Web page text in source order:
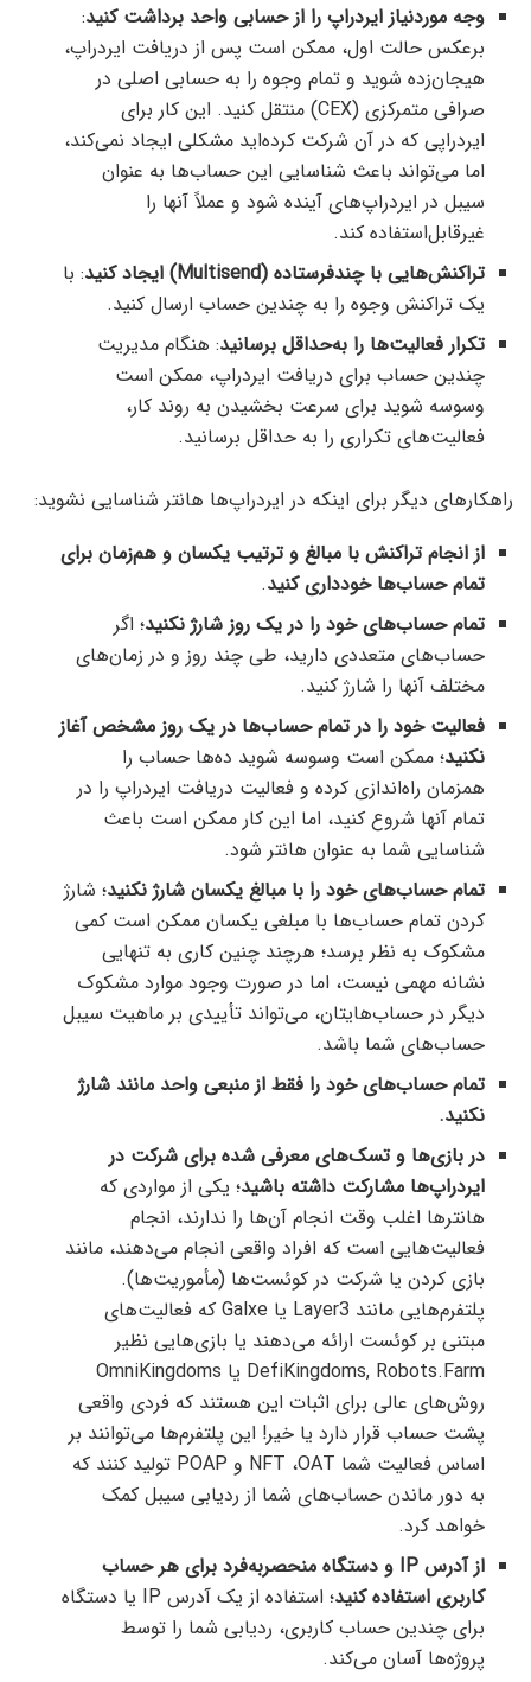
وجه موردنیاز ایردراپ را از حسابی واحد برداشت کنید:
برعکس حالت اول، ممکن است پس از دریافت ایردراپ،
هیجان‌زده شوید و تمام وجوه را به حسابی اصلی در
صرافی متمرکزی (CEX) منتقل کنید. این کار برای
ایردراپی که در آن شرکت کرده‌اید مشکلی ایجاد نمی‌کند،
اما می‌تواند باعث شناسایی این حساب‌ها به عنوان
سیبل در ایردراپ‌های آینده شود و عملاً آنها را
غیرقابل‌استفاده کند.
تراکنش‌هایی با چندفرستاده (Multisend) ایجاد کنید
: با
یک تراکنش وجوه را به چندین حساب ارسال کنید.
تکرار فعالیت‌ها را به‌حداقل برسانید: هنگام مدیریت
چندین حساب برای دریافت ایردراپ، ممکن است
وسوسه شوید برای سرعت بخشیدن به روند کار،
فعالیت‌های تکراری را به حداقل برسانید.
راهکارهای دیگر برای اینکه در ایردراپ‌ها هانتر شناسایی نشوید:
از انجام تراکنش‌ با مبالغ و ترتیب یکسان و هم‌زمان برای
تمام حساب‌ها خودداری کنید.
تمام حساب‌های خود را در یک روز شارژ نکنید؛ اگر
حساب‌های متعددی دارید، طی چند روز و در زمان‌های
مختلف آنها را شارژ کنید.
فعالیت خود را در تمام حساب‌ها در یک روز مشخص آغاز
نکنید؛ ممکن است وسوسه شوید ده‌ها حساب را
همزمان راه‌اندازی کرده و فعالیت دریافت ایردراپ را در
تمام آنها شروع کنید، اما این کار ممکن است باعث
شناسایی شما به عنوان هانتر شود.
تمام حساب‌های خود را با مبالغ یکسان شارژ نکنید؛ شارژ
کردن تمام حساب‌ها با مبلغی یکسان ممکن است کمی
مشکوک به نظر برسد؛ هرچند چنین کاری به تنهایی
نشانه‌ مهمی نیست، اما در صورت وجود موارد مشکوک
دیگر در حساب‌هایتان، می‌تواند تأییدی بر ماهیت سیبل
حساب‌های شما باشد.
تمام حساب‌های خود را فقط از منبعی واحد مانند شارژ
نکنید.
در بازی‌ها و تسک‌های معرفی شده برای شرکت در
ایردراپ‌ها مشارکت داشته باشید؛ یکی از مواردی که
هانترها اغلب وقت انجام آن‌ها را ندارند، انجام
فعالیت‌هایی است که افراد واقعی انجام می‌دهند، مانند
بازی کردن یا شرکت در کوئست‌ها (مأموریت‌ها).
پلتفرم‌هایی مانند Layer3 یا Galxe که فعالیت‌های
مبتنی بر کوئست ارائه می‌دهند یا بازی‌هایی نظیر
DefiKingdoms, Robots.Farm یا OmniKingdoms
روش‌های عالی برای اثبات این هستند که فردی واقعی
پشت حساب قرار دارد یا خیر! این پلتفرم‌ها می‌توانند بر
اساس فعالیت شما NFT ،OAT و POAP تولید کنند که
به دور ماندن حساب‌های شما از ردیابی سیبل کمک
خواهد کرد.
از آدرس IP و دستگاه منحصر‌به‌فرد برای هر حساب
کاربری استفاده کنید
؛ استفاده از یک آدرس IP یا دستگاه
برای چندین حساب کاربری، ردیابی شما را توسط
پروژه‌ها آسان می‌کند.